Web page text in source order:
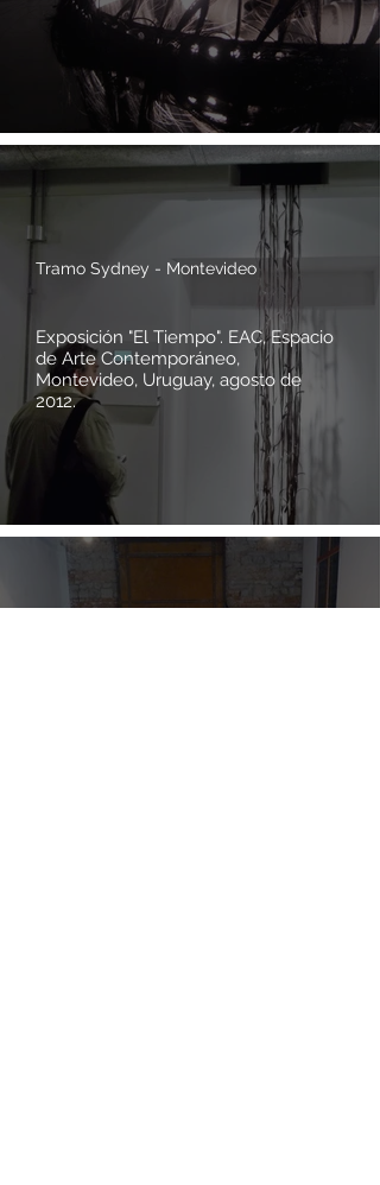
Tramo Sydney - Montevideo
Exposición "El Tiempo". EAC, Espacio
de Arte Contemporáneo,
Montevideo, Uruguay, agosto de
2012.